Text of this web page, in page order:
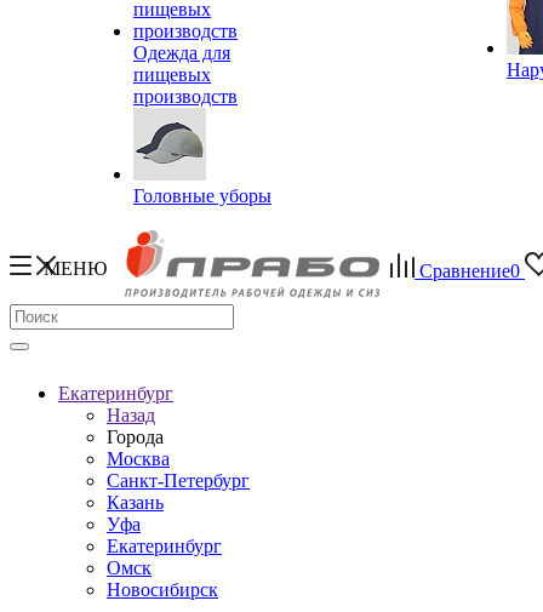
Одежда для
пищевых
производств
Головные уборы
МЕНЮ Сравнение0
Екатеринбург
Назад
Города
Москва
Санкт-Петербург
Казань
Уфа
Екатеринбург
Омск
Новосибирск